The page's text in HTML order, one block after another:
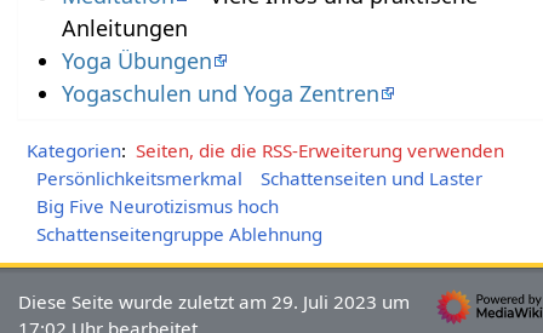
Anleitungen
Yoga Übungen
Yogaschulen und Yoga Zentren
Kategorien: Seiten, die die RSS-Erweiterung verwenden
Persönlichkeitsmerkmal
Schattenseiten und Laster
Big Five Neurotizismus hoch
Schattenseitengruppe Ablehnung
Diese Seite wurde zuletzt am 29. Juli 2023 um
17:02 Uhr bearbeitet.